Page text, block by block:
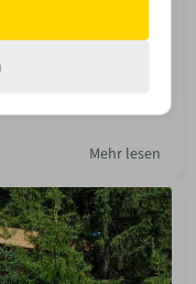
Val de Bonnal! Ganz
dich ein
Mehr lesen